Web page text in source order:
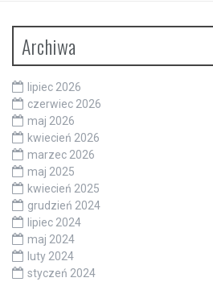
Archiwa
lipiec 2026
czerwiec 2026
maj 2026
kwiecień 2026
marzec 2026
maj 2025
kwiecień 2025
grudzień 2024
lipiec 2024
maj 2024
luty 2024
styczeń 2024